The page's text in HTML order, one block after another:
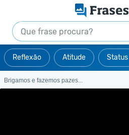
Reflexão Atitude Status
Brigamos e fazemos pazes...